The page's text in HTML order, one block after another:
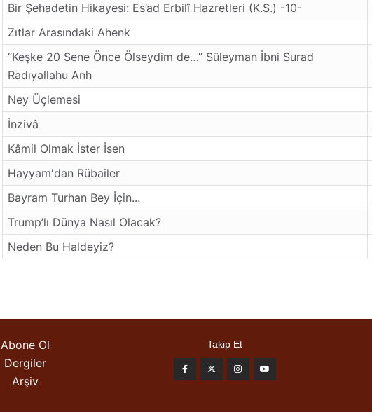
Bir Şehadetin Hikayesi: Es’ad Erbilî Hazretleri (K.S.) -10-
Zıtlar Arasındaki Ahenk
“Keşke 20 Sene Önce Ölseydim de…” Süleyman İbni Surad
Radıyallahu Anh
Ney Üçlemesi
İnzivâ
Kâmil Olmak İster İsen
Hayyam'dan Rübailer
Bayram Turhan Bey İçin...
Trump’lı Dünya Nasıl Olacak?
Neden Bu Haldeyiz?
Abone Ol
Dergiler
Arşiv
Takip Et